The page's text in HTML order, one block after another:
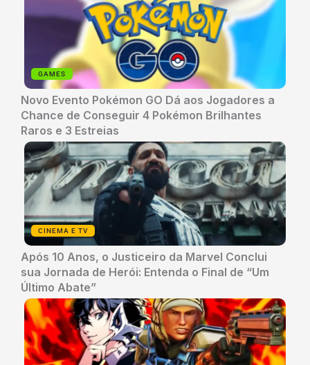
GAMES
Novo Evento Pokémon GO Dá aos Jogadores a
Chance de Conseguir 4 Pokémon Brilhantes
Raros e 3 Estreias
CINEMA E TV
Após 10 Anos, o Justiceiro da Marvel Conclui
sua Jornada de Herói: Entenda o Final de “Um
Último Abate”